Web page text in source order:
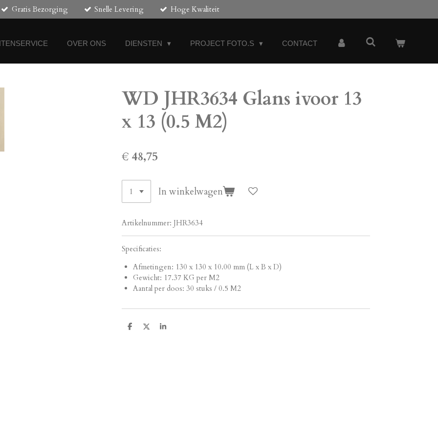
Gratis Bezorging Snelle Levering Hoge Kwaliteit
OVER ONS DIENSTEN PROJECT FOTO.S CONTACT
WD JHR3634 Glans ivoor 13
x 13 (0.5 M2)
€ 48,75
In winkelwagen
Artikelnummer: JHR3634
Specificaties:
Afmetingen: 130 x 130 x 10.00 mm (L x B x D)
Gewicht: 17.37 KG per M2
Aantal per doos: 30 stuks / 0.5 M2
D
D
S